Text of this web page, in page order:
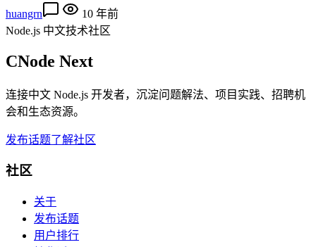
huangrn
10 年前
Node.js 中文技术社区
CNode Next
连接中文 Node.js 开发者，沉淀问题解法、项目实践、招聘机
会和生态资源。
发布话题了解社区
社区
关于
发布话题
用户排行